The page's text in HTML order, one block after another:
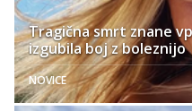
Tragična smrt znane
izgubila boj z boleznijo
NOVICE